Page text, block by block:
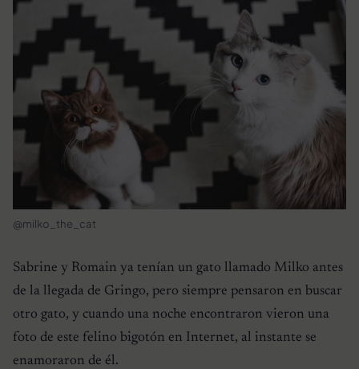
@milko_the_cat
Sabrine y Romain ya tenían un gato llamado Milko antes
de la llegada de Gringo, pero siempre pensaron en buscar
otro gato, y cuando una noche encontraron vieron una
foto de este felino bigotón en Internet, al instante se
enamoraron de él.